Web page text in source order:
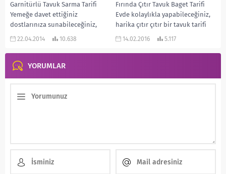
Garnitürlü Tavuk Sarma Tarifi
Yemeğe davet ettiğiniz
dostlarınıza sunabileceğiniz,
öncelikle görüntüsüyle daha
büyüleyecek bir tarif. Üstelik...
22.04.2014 10.638
Fırında Çıtır Tavuk Baget Tarifi
Evde kolaylıkla yapabileceğiniz,
harika çıtır çıtır bir tavuk tarifi
veriyorum. Özellikle çocuklar
14.02.2016 5.117
YORUMLAR